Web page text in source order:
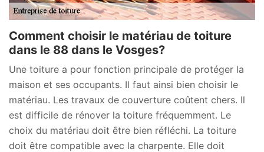
Comment choisir le matériau de toiture
dans le 88 dans le Vosges?
Une toiture a pour fonction principale de protéger la
maison et ses occupants. Il faut ainsi bien choisir le
matériau. Les travaux de couverture coûtent chers. Il
est difficile de rénover la toiture fréquemment. Le
choix du matériau doit être bien réfléchi. La toiture
doit être compatible avec la charpente. Elle doit